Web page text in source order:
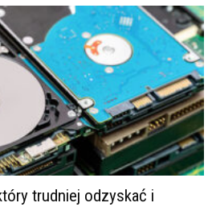
trudniej odzyskać i